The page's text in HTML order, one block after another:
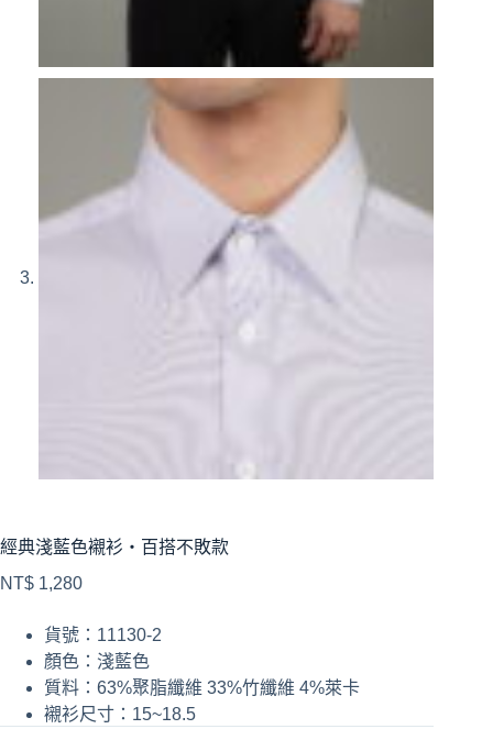
經典淺藍色襯衫・百搭不敗款
NT$ 1,280
貨號：11130-2
顏色：淺藍色
質料：63%聚脂纖維 33%竹纖維 4%萊卡
襯衫尺寸：15~18.5